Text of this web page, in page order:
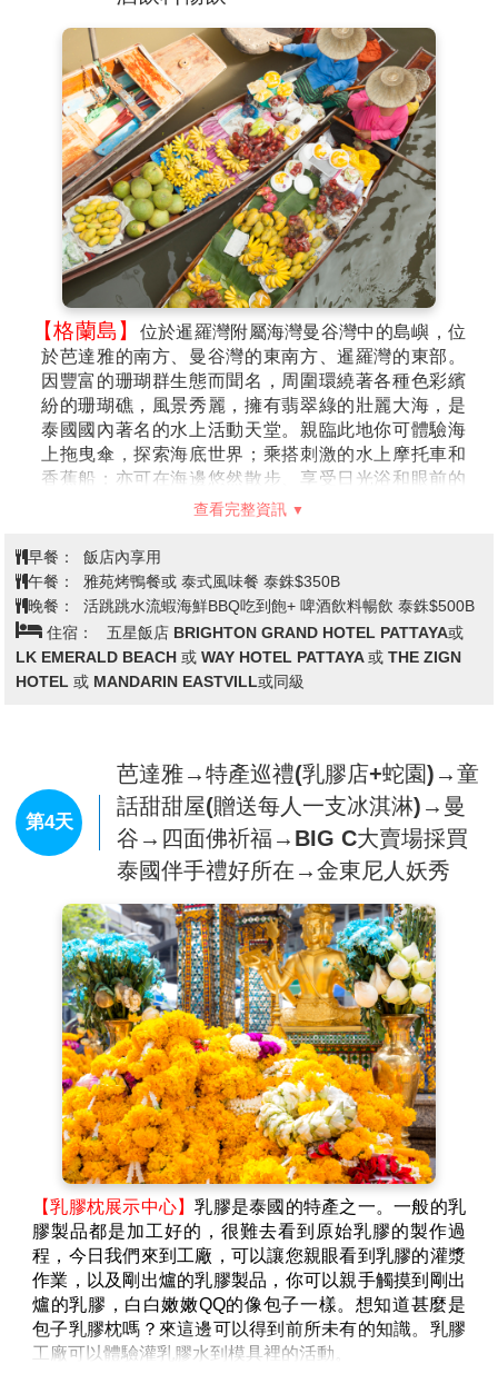
它“國王廟”。九世皇廟的建築與其它廟宇不同，沒有其
它寺廟那樣金碧輝煌，而是以節檢和朴素為原則，蓋成
了佛殿、方丈樓、僧舍、綜合樓等建築，每座建築都是
白色的，用來表示純潔。
【體驗泰國古式按摩(約2小時)】與中醫的推拿相近，經
常按摩穴位也會舒筋活絡，特別安排兩小時的療程(大通
舖)使你強身健體而且神清氣爽。(小費敬請自理)
註：16歲以下貴賓恕無法按摩，但於當地將會由導遊或
領隊安排享用冰淇淋乙份。
註：在芭達雅遊玩時導遊常會推薦一些其它好玩的自費
活動，如您無意願參加，導遊或領隊或助手將會依照當
天行程安排，就近安排讓您休息或送您先回酒店。
讓)→Terminal21環遊世界主題百貨
公司→四方水上市場吃遍當地特色小
吃(含手搖舢舨船)→漫遊紙醉金迷夜
生活 Pattaya Walking Street步行街
→水流蝦海鮮BBQ自助餐吃到飽+啤
酒飲料暢飲
於芭達雅的南方、曼谷灣的東南方、暹羅灣的東部。
因豐富的珊瑚群生態而聞名，周圍環繞著各種色彩繽
紛的珊瑚礁，風景秀麗，擁有翡翠綠的壯麗大海，是
泰國國內著名的水上活動天堂。親臨此地你可體驗海
上拖曳傘，探索海底世界；乘搭刺激的水上摩托車和
香蕉船；亦可在海邊悠然散步、享受日光浴和眼前的
將安排您於酒店內自由活動，並請於報名時主動告知您的
業務員，
於當地退還該活動費用每位 $500泰銖(出發後放棄
行程無法退費
，當日之午餐仍會與團體同時進行。敬請見
諒。
參與水上活動時，僅適用於 120 公分以上旅客參
癲癇、剛動完手術、酒醉、孕婦等恕不適合參加，以避免
活動中發生危險。
※註：如無法前往格蘭島者，也無法參加水上活動者，敬
請見諒。
※註：若因當天風浪過大，無法出海：則更換為翡翠灣海
天俱樂部或者金沙灘俱樂部
※註：出海行程，請攜帶泳衣褲與防曬用品，基於衛生考
量毛巾也請自備，盡量攜帶輕便型行李，並請注意您的貴
重物品隨身或使用酒店保險箱避免因遊玩時遺失。
※註：為了您的安全，請配合導遊和領隊宣達的相關注意
事項，且下水請務必穿上救生衣，謝謝合作！
TERMINAL 21購物中心】Terminal 21 Pattaya
完全以營造異國風情為特色的購物中心，讓你從廣場
拍進賣場，連柱子或廁所都可以盡情的擺姿勢狂拍，
而且連美食廣場都是街邊小吃的平易價格，來芭達雅
不進來朝勝真的會對不起自己啊！門口光是看到偌大
廣敞立了一架飛機就令人瞠目結舌，入口處的幾個行
李箱堆疊的藝術裝置，正好滿足旅遊的無限想像。
Terminal 21完完全全打造成航站大樓的氛圍，非但入
雅苑烤鴨餐或 泰式風味餐 泰銖$350B
晚餐：
活跳跳水流蝦海鮮BBQ吃到飽+ 啤酒飲料暢飲 泰銖$500B
住宿：
五星飯店 BRIGHTON GRAND HOTEL PATTAYA或
LK EMERALD BEACH 或 WAY HOTEL PATTAYA 或 THE ZIGN
HOTEL 或 MANDARIN EASTVILL或同級
第4天
芭達雅→特產巡禮(乳膠店+蛇園)→童
話甜甜屋(贈送每人一支冰淇淋)→曼
谷→四面佛祈福→BIG C大賣場採買
泰國伴手禮好所在→金東尼人妖秀